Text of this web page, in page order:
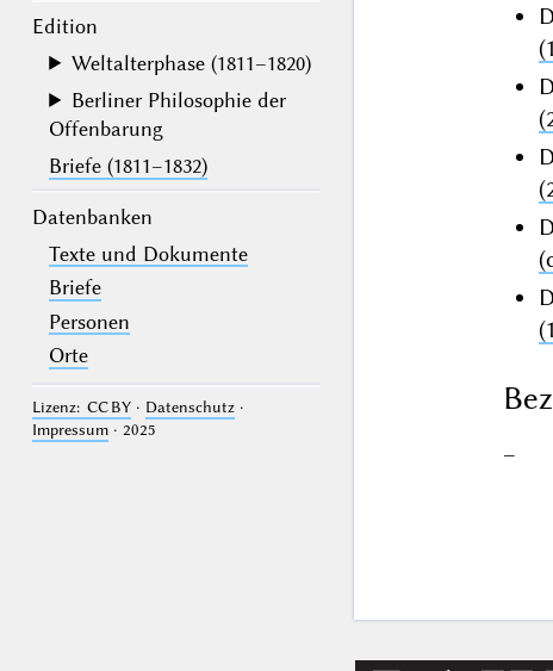
Edition
Weltalterphase (1811–1820)
Berliner Philosophie der
Offenbarung
Briefe (1811–1832)
Datenbanken
Texte und Dokumente
Briefe
Personen
Orte
Lizenz: CC BY· Datenschutz·
Impressum· 2025
–